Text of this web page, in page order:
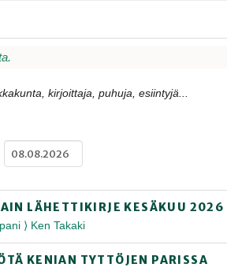
kirjoittaja, puhuja, esiintyjä...
LÄHETTIKIRJE KESÄKUU 2026
⟩ Ken Takaki
KENIAN TYTTÖJEN PARISSA